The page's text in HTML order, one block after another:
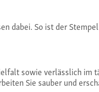
dabei. So ist der
sowie verlässlich im
Sie sauber und